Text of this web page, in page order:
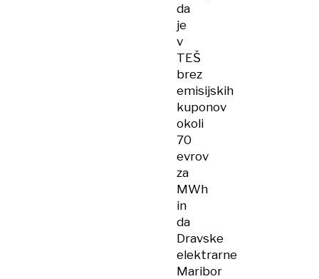
da
je
v
TEŠ
brez
emisijskih
kuponov
okoli
70
evrov
za
MWh
in
da
Dravske
elektrarne
Maribor